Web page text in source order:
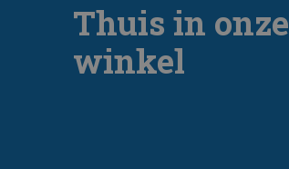
Thuis in onze
winkel